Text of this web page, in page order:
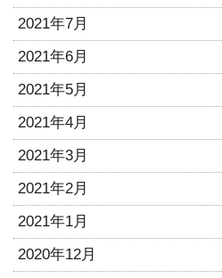
2021年7月
2021年6月
2021年5月
2021年4月
2021年3月
2021年2月
2021年1月
2020年12月